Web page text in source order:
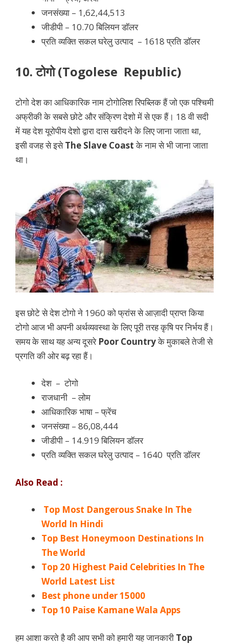
जनसंख्या – 1,62,44,513
जीडीपी – 10.70 बिलियन डॉलर
प्रति व्यक्ति सकल घरेलु उत्पाद – 1618 प्रति डॉलर
10. टोगो (Togolese Republic)
टोगो देश का आधिकारिक नाम टोगोलिश रिपब्लिक हैं जो एक पश्चिमी
अफ्रीकी के सबसे छोटे और संक्रिण देशो में से एक हैं। 18 वी सदी
में यह देश यूरोपीय देशो द्वारा दास खरीदने के लिए जाना जाता था,
इसी वजह से इसेThe Slave Coastके नाम से भी जाना जाता
था।
इस छोटे से देश टोगो ने 1960 को फ्रांस से आज़ादी प्राप्त किया
टोगो आज भी अपनी अर्थव्यवस्था के लिए पूरी तरह कृषि पर निर्भय हैं।
समय के साथ यह अन्य दूसरे Poor Countryके मुकाबले तेजी से
प्रगति की ओर बढ़ रहा हैं।
देश – टोगो
राजधानी – लोम
आधिकारिक भाषा – फ्रेंच
जनसंख्या – 86,08,444
जीडीपी – 14.919 बिलियन डॉलर
प्रति व्यक्ति सकल घरेलु उत्पाद – 1640 प्रति डॉलर
Also Read :
Top Most Dangerous Snake In The
World In Hindi
Top Best Honeymoon Destinations In
The World
Top 20 Highest Paid Celebrities In The
World Latest List
Best phone under 15000
Top 10 Paise Kamane Wala Apps
हम आशा करते है की आप सभी को हमारी यह जानकारी Top